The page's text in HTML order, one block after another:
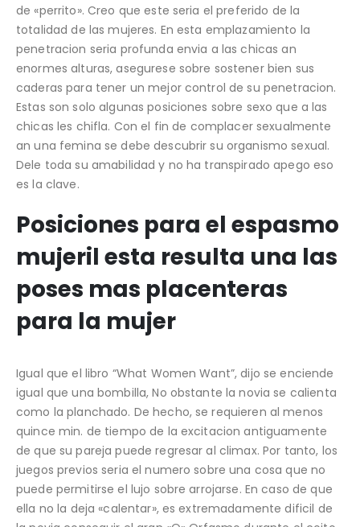
de «perrito». Creo que este seri­a el preferido de la
totalidad de las mujeres. En esta emplazamiento la
penetracion seri­a profunda envia a las chicas an
enormes alturas, asegurese sobre sostener bien sus
caderas para tener un mejor control de su penetracion.
Estas son solo algunas posiciones sobre sexo que a las
chicas les chifla. Con el fin de complacer sexualmente
an una femina se debe descubrir su organismo sexual.
Dele toda su amabilidad y no ha transpirado apego eso
es la clave.
Posiciones para el espasmo
mujeril esta resulta una las
poses mas placenteras
para la mujer
Igual que el libro “What Women Want”, dijo se enciende
igual que una bombilla, No obstante la novia se calienta
como la planchado. De hecho, se requieren al menos
quince min. de tiempo de la excitacion antiguamente
de que su pareja puede regresar al climax. Por tanto, los
juegos previos seri­a el numero sobre una cosa que no
puede permitirse el lujo sobre arrojarse. En caso de que
ella no la deja «calentar», es extremadamente dificil de